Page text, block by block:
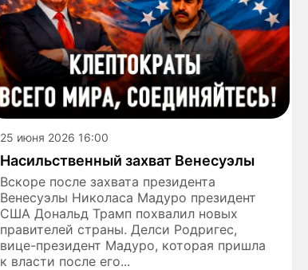
25 июня 2026 16:00
Насильственный захват Венесуэлы
Вскоре после захвата президента
Венесуэлы Николаса Мадуро президент
США Дональд Трамп похвалил новых
правителей страны. Делси Родригес,
вице-президент Мадуро, которая пришла
к власти после его...